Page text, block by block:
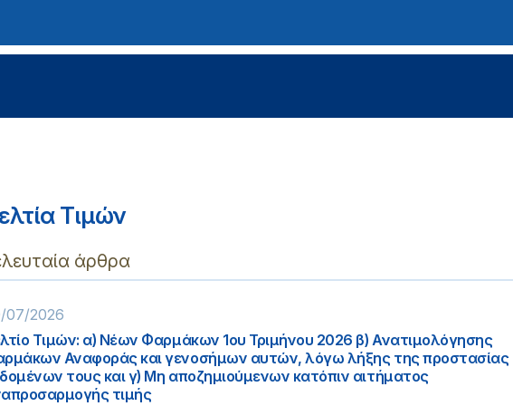
Τιμών
άρθρα
07/2026
Τιμών: α) Νέων Φαρμάκων 1ου Τριμήνου 2026 β) Ανατιμολόγησης
Αναφοράς και γενοσήμων αυτών, λόγω λήξης της προστασίας
τους και γ) Μη αποζημιούμενων κατόπιν αιτήματος
τιμής